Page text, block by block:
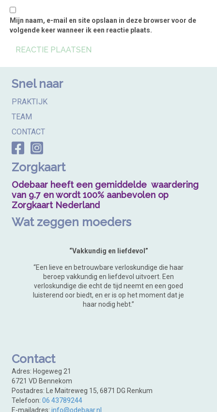
Mijn naam, e-mail en site opslaan in deze browser voor de
volgende keer wanneer ik een reactie plaats.
Snel naar
PRAKTIJK
TEAM
CONTACT
Zorgkaart
Odebaar heeft een gemiddelde waardering
van 9.7 en wordt 100% aanbevolen op
Zorgkaart Nederland
Wat zeggen moeders
“Vakkundig en liefdevol”
“Een lieve en betrouwbare verloskundige die haar
beroep vakkundig en liefdevol uitvoert. Een
verloskundige die echt de tijd neemt en een goed
luisterend oor biedt, en er is op het moment dat je
haar nodig hebt.”
Contact
Adres: Hogeweg 21
6721 VD Bennekom
Postadres: Le Maitreweg 15, 6871 DG Renkum
Telefoon: 06 43789244
E-mailadres: info@odebaar.nl